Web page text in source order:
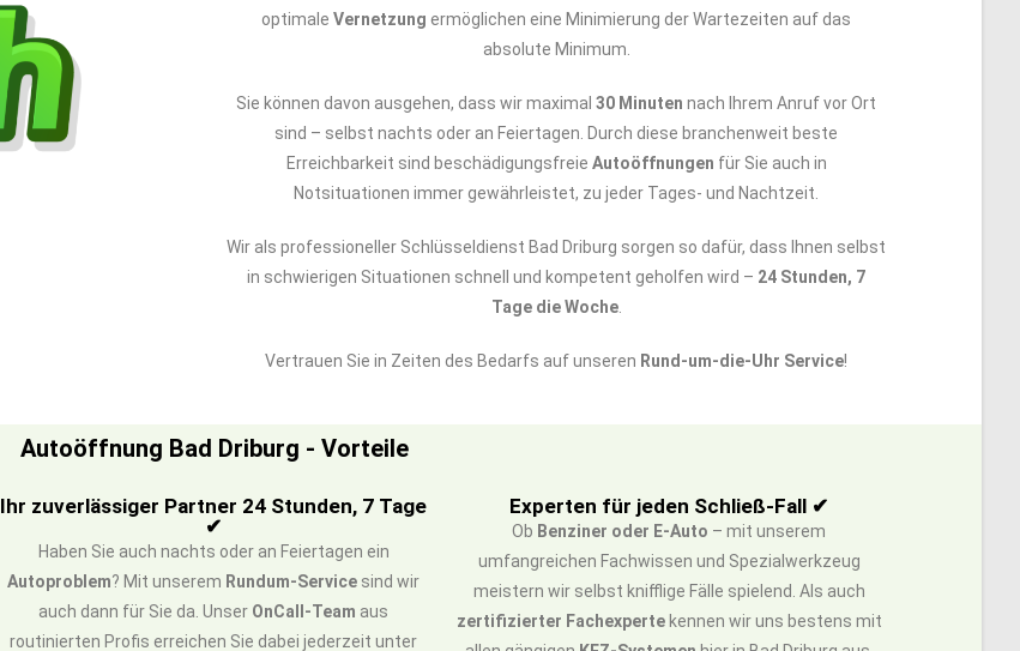
optimale Vernetzung ermöglichen eine Minimierung der Wartezeiten auf das
absolute Minimum.
Sie können davon ausgehen, dass wir maximal 30 Minuten nach Ihrem Anruf vor Ort
sind – selbst nachts oder an Feiertagen. Durch diese branchenweit beste
Erreichbarkeit sind beschädigungsfreie Autoöffnungen für Sie auch in
Notsituationen immer gewährleistet, zu jeder Tages- und Nachtzeit.
Wir als professioneller Schlüsseldienst Bad Driburg sorgen so dafür, dass Ihnen selbst
in schwierigen Situationen schnell und kompetent geholfen wird – 24 Stunden, 7
Tage die Woche.
Vertrauen Sie in Zeiten des Bedarfs auf unseren Rund-um-die-Uhr Service!
Autoöffnung Bad Driburg - Vorteile
Ihr zuverlässiger Partner 24 Stunden, 7 Tage
✔
Haben Sie auch nachts oder an Feiertagen ein
Autoproblem? Mit unserem Rundum-Service sind wir
auch dann für Sie da. Unser OnCall-Team aus
routinierten Profis erreichen Sie dabei jederzeit unter
Experten für jeden Schließ-Fall ✔
Ob Benziner oder E-Auto – mit unserem
umfangreichen Fachwissen und Spezialwerkzeug
meistern wir selbst knifflige Fälle spielend. Als auch
zertifizierter Fachexpertekennen wir uns bestens mit